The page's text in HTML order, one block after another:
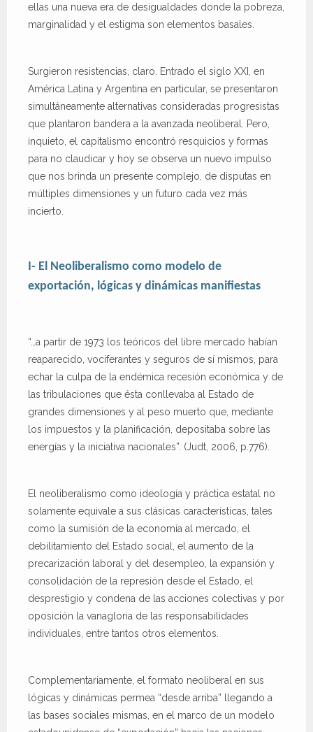
ellas una nueva era de desigualdades donde la pobreza,
marginalidad y el estigma son elementos basales.
Surgieron resistencias, claro. Entrado el siglo XXI, en
América Latina y Argentina en particular, se presentaron
simultáneamente alternativas consideradas progresistas
que plantaron bandera a la avanzada neoliberal. Pero,
inquieto, el capitalismo encontró resquicios y formas
para no claudicar y hoy se observa un nuevo impulso
que nos brinda un presente complejo, de disputas en
múltiples dimensiones y un futuro cada vez más
incierto.
I- El Neoliberalismo como modelo de
exportación, lógicas y dinámicas manifiestas
“…a partir de 1973 los teóricos del libre mercado habían
reaparecido, vociferantes y seguros de sí mismos, para
echar la culpa de la endémica recesión económica y de
las tribulaciones que ésta conllevaba al Estado de
grandes dimensiones y al peso muerto que, mediante
los impuestos y la planificación, depositaba sobre las
energías y la iniciativa nacionales”. (Judt, 2006, p.776).
El neoliberalismo como ideología y práctica estatal no
solamente equivale a sus clásicas características, tales
como la sumisión de la economía al mercado, el
debilitamiento del Estado social, el aumento de la
precarización laboral y del desempleo, la expansión y
consolidación de la represión desde el Estado, el
desprestigio y condena de las acciones colectivas y por
oposición la vanagloria de las responsabilidades
individuales, entre tantos otros elementos.
Complementariamente, el formato neoliberal en sus
lógicas y dinámicas permea “desde arriba” llegando a
las bases sociales mismas, en el marco de un modelo